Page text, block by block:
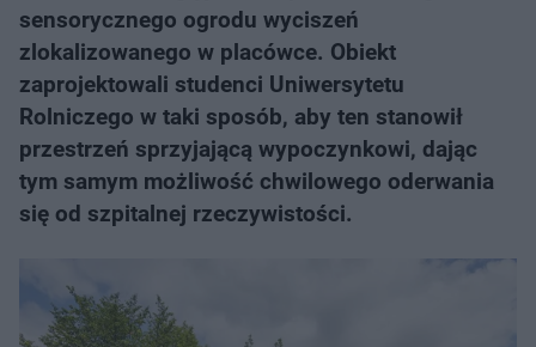
sensorycznego ogrodu wyciszeń
zlokalizowanego w placówce. Obiekt
zaprojektowali studenci Uniwersytetu
Rolniczego w taki sposób, aby ten stanowił
przestrzeń sprzyjającą wypoczynkowi, dając
tym samym możliwość chwilowego oderwania
się od szpitalnej rzeczywistości.